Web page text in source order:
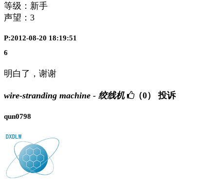
等级：新手
声望： 3
P:2012-08-20 18:19:51
6
明白了，谢谢
wire-stranding machine - 绞线机 （0） 投诉
qun0798